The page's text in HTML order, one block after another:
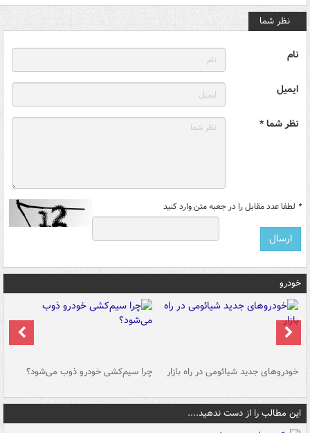
نظر شما
نام
ایمیل
نظر شما *
* لطفا عدد مقابل را در جعبه متن وارد کنید
خودرو
خودروهای جدید شیائومی در راه بازار چرا سیم‌کشی خودرو ذوب می‌شود؟
این مطالب را از دست ندهید....